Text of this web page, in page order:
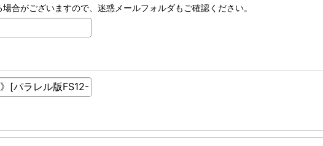
合がございますので、迷惑メールフォルダもご確認ください。